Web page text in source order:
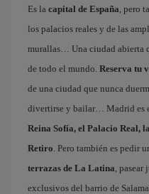
Es la capital de España, pero
los palacios reales y de las
murallas… Una ciudad abierta
de todo el mundo. Reserva tu
de una ciudad que nunca
divertirse y bailar… Madrid es
Reina Sofía, el Palacio Real,
Retiro. Pero también es pedir
terrazas de La Latina, pasear
exclusivos del barrio de